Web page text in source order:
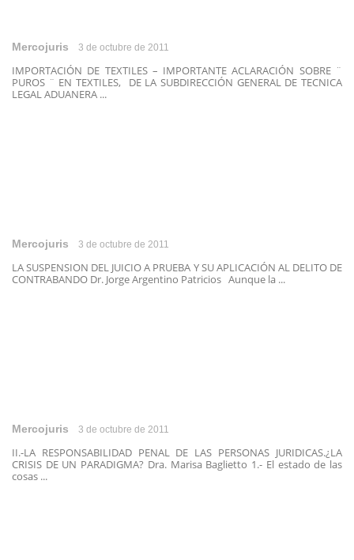
Mercojuris 3 de octubre de 2011
IMPORTACIÓN DE TEXTILES – IMPORTANTE ACLARACIÓN SOBRE ¨
PUROS ¨ EN TEXTILES, DE LA SUBDIRECCIÓN GENERAL DE TECNICA
LEGAL ADUANERA ...
Mercojuris 3 de octubre de 2011
LA SUSPENSION DEL JUICIO A PRUEBA Y SU APLICACIÓN AL DELITO DE
CONTRABANDO Dr. Jorge Argentino Patricios Aunque la ...
Mercojuris 3 de octubre de 2011
II.-LA RESPONSABILIDAD PENAL DE LAS PERSONAS JURIDICAS.¿LA
CRISIS DE UN PARADIGMA? Dra. Marisa Baglietto 1.- El estado de las
cosas ...